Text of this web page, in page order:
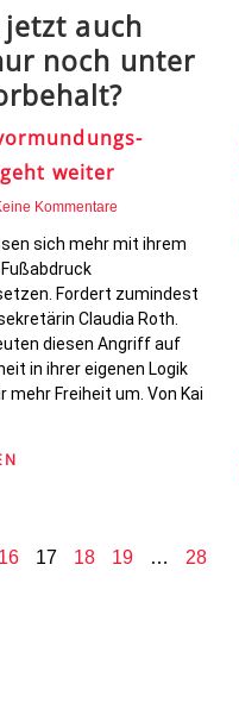
auch
noch unter
weiter
Kommentare
sich mehr mit ihrem
Fordert zumindest
Claudia Roth.
diesen Angriff auf
in ihrer eigenen Logik
mehr Freiheit um. Von Kai
16 17 18 19 … 28